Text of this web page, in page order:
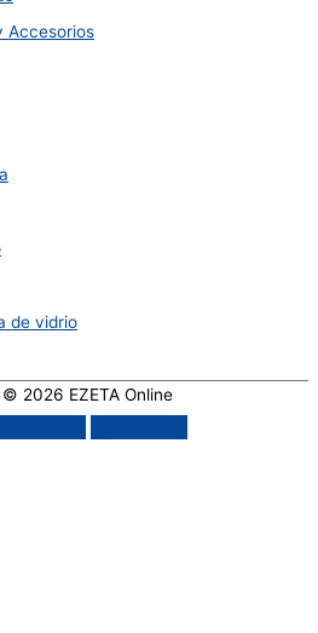
Accesorios
de vidrio
© 2026 EZETA Online